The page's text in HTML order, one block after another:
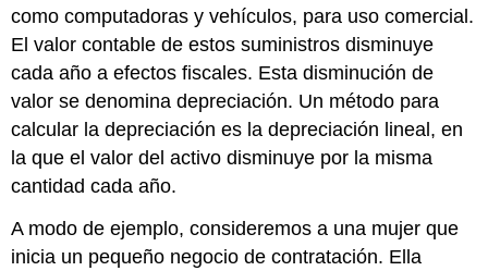
como computadoras y vehículos, para uso comercial.
El valor contable de estos suministros disminuye
cada año a efectos fiscales. Esta disminución de
valor se denomina depreciación. Un método para
calcular la depreciación es la depreciación lineal, en
la que el valor del activo disminuye por la misma
cantidad cada año.
A modo de ejemplo, consideremos a una mujer que
inicia un pequeño negocio de contratación. Ella